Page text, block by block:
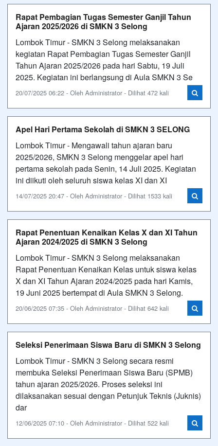
Rapat Pembagian Tugas Semester Ganjil Tahun
Ajaran 2025/2026 di SMKN 3 Selong
Lombok Timur - SMKN 3 Selong melaksanakan
kegiatan Rapat Pembagian Tugas Semester Ganjil
Tahun Ajaran 2025/2026 pada hari Sabtu, 19 Juli
2025. Kegiatan ini berlangsung di Aula SMKN 3 Se
20/07/2025 06:22 - Oleh Administrator - Dilihat 472 kali
Apel Hari Pertama Sekolah di SMKN 3 SELONG
Lombok Timur - Mengawali tahun ajaran baru
2025/2026, SMKN 3 Selong menggelar apel hari
pertama sekolah pada Senin, 14 Juli 2025. Kegiatan
ini diikuti oleh seluruh siswa kelas XI dan XI
14/07/2025 20:47 - Oleh Administrator - Dilihat 1533 kali
Rapat Penentuan Kenaikan Kelas X dan XI Tahun
Ajaran 2024/2025 di SMKN 3 Selong
Lombok Timur - SMKN 3 Selong melaksanakan
Rapat Penentuan Kenaikan Kelas untuk siswa kelas
X dan XI Tahun Ajaran 2024/2025 pada hari Kamis,
19 Juni 2025 bertempat di Aula SMKN 3 Selong.
20/06/2025 07:35 - Oleh Administrator - Dilihat 642 kali
Seleksi Penerimaan Siswa Baru di SMKN 3 Selong
Lombok Timur - SMKN 3 Selong secara resmi
membuka Seleksi Penerimaan Siswa Baru (SPMB)
tahun ajaran 2025/2026. Proses seleksi ini
dilaksanakan sesuai dengan Petunjuk Teknis (Juknis)
dar
12/06/2025 07:10 - Oleh Administrator - Dilihat 522 kali